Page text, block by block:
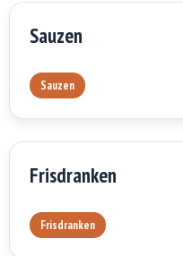
Sauzen
Sauzen
Frisdranken
Frisdranken